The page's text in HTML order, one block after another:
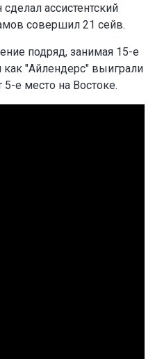
ассистентский
совершил 21 сейв.
подряд, занимая 15-е
как "Айлендерс" выиграли
е место на Востоке.